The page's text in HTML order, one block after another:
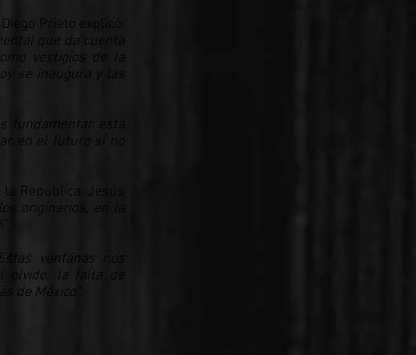
Prieto explicó:
que da cuenta
vestigios de la
se inaugura y las
fundamentar esta
en el futuro si no
República, Jesús
originarios, en la
ventanas nos
olvido, la falta de
México”.